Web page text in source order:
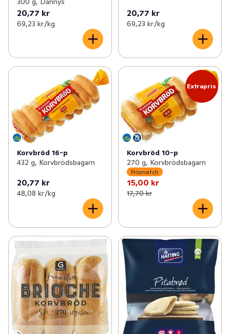
20,77 kr
69,23 kr /kg
20,77 kr
69,23 kr /kg
Korvbröd 16-p
432 g, Korvbrödsbagarn
20,77 kr
48,08 kr /kg
Extrapris
Korvbröd 10-p
270 g, Korvbrödsbagarn
Prismatch
15,00 kr
17,70 kr